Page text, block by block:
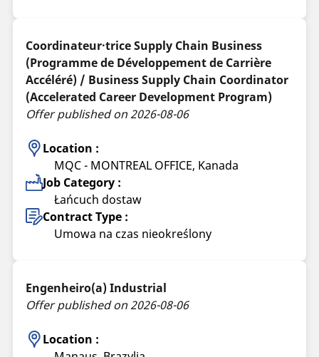
Coordinateur·trice Supply Chain Business
(Programme de Développement de Carrière
Accéléré) / Business Supply Chain Coordinator
(Accelerated Career Development Program)
Offer published on 2026-08-06
Location :
MQC - MONTREAL OFFICE, Kanada
Job Category :
Łańcuch dostaw
Contract Type :
Umowa na czas nieokreślony
Engenheiro(a) Industrial
Offer published on 2026-08-06
Location :